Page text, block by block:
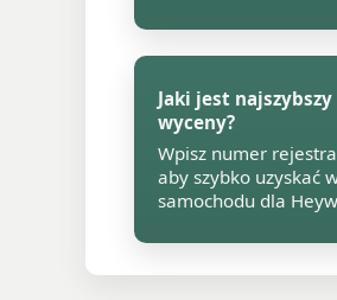
Jaki jest
wyceny?
Wpisz numer
aby szybko uzyskać
samochodu dla